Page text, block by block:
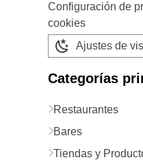
Configuración de
cookies
Ajustes de
Categorías
Restaurantes
Bares
Tiendas y